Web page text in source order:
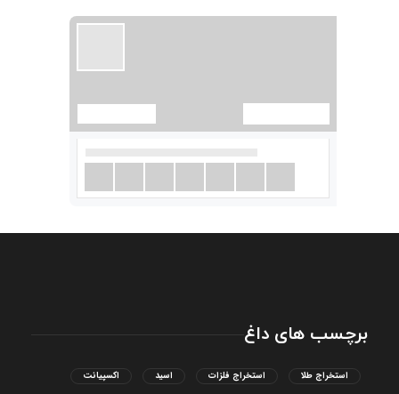
برچسب های داغ
استخراج طلا استخراج فلزات اسید اکسپیانت